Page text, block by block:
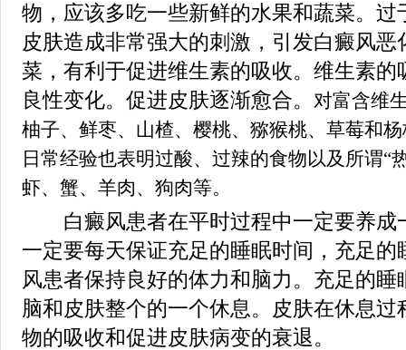
物，应该多吃一些新鲜的水果和蔬菜。过
皮肤造成非常强大的刺激，引发白癜风
菜，有利于促进维生素的吸收。维生素的
良性变化。促进皮肤逐渐愈合。 对富含维
柚子、鲜枣、山楂、樱桃、猕猴桃、草莓和
日常经验也表明过酸、过辣的食物以及所谓“
虾、蟹、羊肉、狗肉等。
白癜风患者在平时过程中一定要养成
一定要每天保证充足的睡眠时间，充足的
风患者保持良好的体力和脑力。充足的
脑和皮肤整个的一个休息。皮肤在休息
物的吸收和促进皮肤病变的衰退。